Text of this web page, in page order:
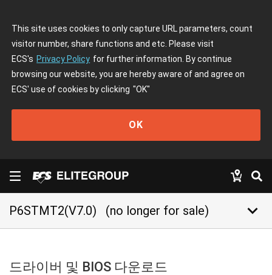
This site uses cookies to only capture URL parameters, count
visitor number, share functions and etc. Please visit
ECS's Privacy Policy for further information. By continue
browsing our website, you are hereby aware of and agree on
ECS' use of cookies by clicking "OK"
OK
P6STMT2(V7.0) (no longer for sale) keyboard_arrow_down
드라이버 및 BIOS 다운로드